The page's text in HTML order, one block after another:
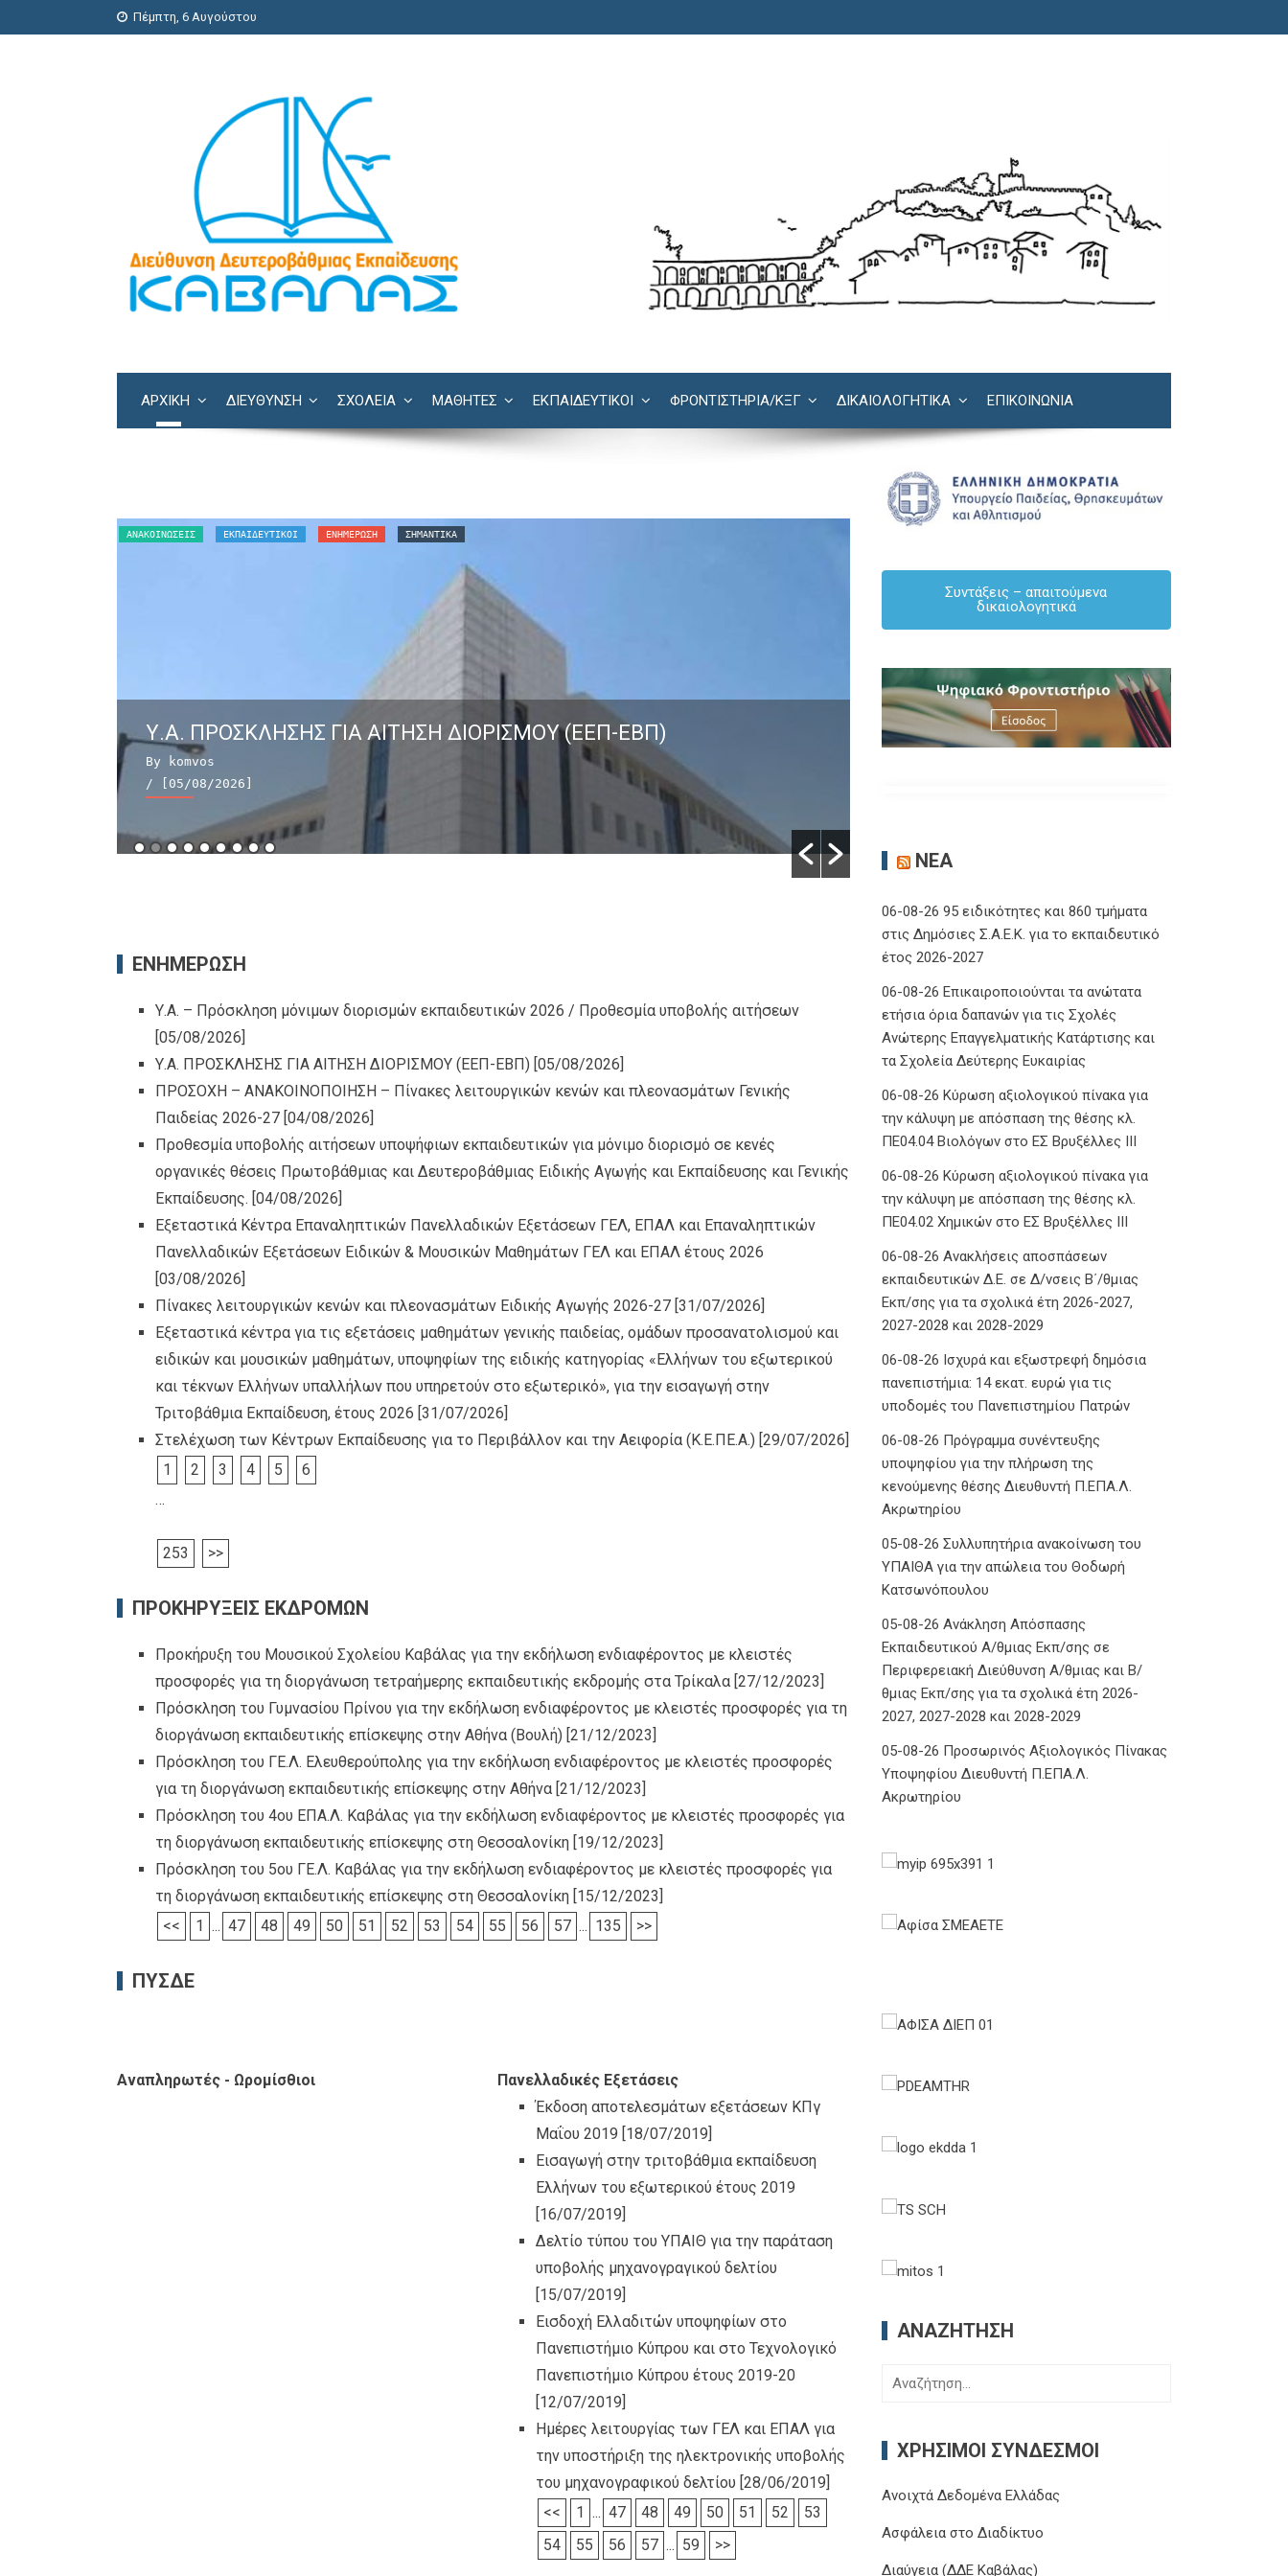
Πέμπτη, 6 Αυγούστου
ΑΡΧΙΚΗ ΔΙΕΎΘΥΝΣΗ ΣΧΟΛΕΊΑ ΜΑΘΗΤΕΣ ΕΚΠΑΙΔΕΥΤΙΚΟΙ ΦΡΟΝΤΙΣΤΉΡΙΑ/KΞΓ ΔΙΚΑΙΟΛΟΓΗΤΙΚΆ ΕΠΙΚΟΙΝΩΝΊΑ
ΑΝΑΚΟΙΝΏΣΕΙΣ ΕΚΠΑΙΔΕΥΤΙΚΟΙ ΕΝΗΜΕΡΩΣΗ ΣΗΜΑΝΤΙΚΆ
Υ.Α. ΠΡΟΣΚΛΗΣΗΣ ΓΙΑ ΑΙΤΗΣΗ ΔΙΟΡΙΣΜΟΥ (ΕΕΠ-ΕΒΠ)
By komvos
/ [05/08/2026]
ΠΡΟΣΟΧΗ – ΑΝΑΚΟΙΝΟΠΟΙΗΣΗ – Πίνακες
ΕΝΗΜΕΡΩΣΗ
Υ.Α. – Πρόσκληση μόνιμων διορισμών εκπαιδευτικών 2026 / Προθεσμία υποβολής αιτήσεων
[05/08/2026]
Υ.Α. ΠΡΟΣΚΛΗΣΗΣ ΓΙΑ ΑΙΤΗΣΗ ΔΙΟΡΙΣΜΟΥ (ΕΕΠ-ΕΒΠ) [05/08/2026]
ΠΡΟΣΟΧΗ – ΑΝΑΚΟΙΝΟΠΟΙΗΣΗ – Πίνακες λειτουργικών κενών και πλεονασμάτων Γενικής
Παιδείας 2026-27 [04/08/2026]
Προθεσμία υποβολής αιτήσεων υποψήφιων εκπαιδευτικών για μόνιμο διορισμό σε κενές
οργανικές θέσεις Πρωτοβάθμιας και Δευτεροβάθμιας Ειδικής Αγωγής και Εκπαίδευσης και Γενικής
Εκπαίδευσης. [04/08/2026]
Εξεταστικά Κέντρα Επαναληπτικών Πανελλαδικών Εξετάσεων ΓΕΛ, ΕΠΑΛ και Επαναληπτικών
Πανελλαδικών Εξετάσεων Ειδικών & Μουσικών Μαθημάτων ΓΕΛ και ΕΠΑΛ έτους 2026
[03/08/2026]
Πίνακες λειτουργικών κενών και πλεονασμάτων Ειδικής Αγωγής 2026-27 [31/07/2026]
Εξεταστικά κέντρα για τις εξετάσεις μαθημάτων γενικής παιδείας, ομάδων προσανατολισμού και
ειδικών και μουσικών μαθημάτων, υποψηφίων της ειδικής κατηγορίας «Ελλήνων του εξωτερικού
και τέκνων Ελλήνων υπαλλήλων που υπηρετούν στο εξωτερικό», για την εισαγωγή στην
Τριτοβάθμια Εκπαίδευση, έτους 2026 [31/07/2026]
Στελέχωση των Κέντρων Εκπαίδευσης για το Περιβάλλον και την Αειφορία (Κ.Ε.ΠΕ.Α.) [29/07/2026]
1
2 3 4 5
6
…
253 >>
ΠΡΟΚΗΡΥΞΕΙΣ ΕΚΔΡΟΜΩΝ
Προκήρυξη του Μουσικού Σχολείου Καβάλας για την εκδήλωση ενδιαφέροντος με κλειστές
προσφορές για τη διοργάνωση τετραήμερης εκπαιδευτικής εκδρομής στα Τρίκαλα [27/12/2023]
Πρόσκληση του Γυμνασίου Πρίνου για την εκδήλωση ενδιαφέροντος με κλειστές προσφορές για τη
διοργάνωση εκπαιδευτικής επίσκεψης στην Αθήνα (Βουλή) [21/12/2023]
Πρόσκληση του ΓΕ.Λ. Ελευθερούπολης για την εκδήλωση ενδιαφέροντος με κλειστές προσφορές
για τη διοργάνωση εκπαιδευτικής επίσκεψης στην Αθήνα [21/12/2023]
Πρόσκληση του 4ου ΕΠΑ.Λ. Καβάλας για την εκδήλωση ενδιαφέροντος με κλειστές προσφορές για
τη διοργάνωση εκπαιδευτικής επίσκεψης στη Θεσσαλονίκη [19/12/2023]
Πρόσκληση του 5ου ΓΕ.Λ. Καβάλας για την εκδήλωση ενδιαφέροντος με κλειστές προσφορές για
τη διοργάνωση εκπαιδευτικής επίσκεψης στη Θεσσαλονίκη [15/12/2023]
<<
1 ... 47 48 49 50 51 52 53 54 55 56 57 ... 135 >>
ΠΥΣΔΕ
Αναπληρωτές - Ωρομίσθιοι
Πανελλαδικές Εξετάσεις
Έκδοση αποτελεσμάτων εξετάσεων ΚΠγ
Μαΐου 2019 [18/07/2019]
Εισαγωγή στην τριτοβάθμια εκπαίδευση
Ελλήνων του εξωτερικού έτους 2019
[16/07/2019]
Δελτίο τύπου του ΥΠΑΙΘ για την παράταση
υποβολής μηχανογραγικού δελτίου
[15/07/2019]
Εισδοχή Ελλαδιτών υποψηφίων στο
Πανεπιστήμιο Κύπρου και στο Τεχνολογικό
Πανεπιστήμιο Κύπρου έτους 2019-20
[12/07/2019]
Ημέρες λειτουργίας των ΓΕΛ και ΕΠΑΛ για
την υποστήριξη της ηλεκτρονικής υποβολής
του μηχανογραφικού δελτίου [28/06/2019]
<<
1 ... 47 48 49 50 51 52
53
54
55 56 57 ... 59 >>
Συντάξεις – απαιτούμενα
δικαιολογητικά
ΝΈΑ
06-08-26 95 ειδικότητες και 860 τμήματα
στις Δημόσιες Σ.Α.Ε.Κ. για το εκπαιδευτικό
έτος 2026-2027
06-08-26 Επικαιροποιούνται τα ανώτατα
ετήσια όρια δαπανών για τις Σχολές
Ανώτερης Επαγγελματικής Κατάρτισης και
τα Σχολεία Δεύτερης Ευκαιρίας
06-08-26 Κύρωση αξιολογικού πίνακα για
την κάλυψη με απόσπαση της θέσης κλ.
ΠΕ04.04 Βιολόγων στο ΕΣ Βρυξέλλες ΙΙΙ
06-08-26 Κύρωση αξιολογικού πίνακα για
την κάλυψη με απόσπαση της θέσης κλ.
ΠΕ04.02 Χημικών στο ΕΣ Βρυξέλλες ΙΙΙ
06-08-26 Ανακλήσεις αποσπάσεων
εκπαιδευτικών Δ.Ε. σε Δ/νσεις Β΄/θμιας
Εκπ/σης για τα σχολικά έτη 2026-2027,
2027-2028 και 2028-2029
06-08-26 Ισχυρά και εξωστρεφή δημόσια
πανεπιστήμια: 14 εκατ. ευρώ για τις
υποδομές του Πανεπιστημίου Πατρών
06-08-26 Πρόγραμμα συνέντευξης
υποψηφίου για την πλήρωση της
κενούμενης θέσης Διευθυντή Π.ΕΠΑ.Λ.
Ακρωτηρίου
05-08-26 Συλλυπητήρια ανακοίνωση του
ΥΠΑΙΘΑ για την απώλεια του Θοδωρή
Κατσωνόπουλου
05-08-26 Ανάκληση Απόσπασης
Εκπαιδευτικού Α/θμιας Εκπ/σης σε
Περιφερειακή Διεύθυνση Α/θμιας και Β/
θμιας Εκπ/σης για τα σχολικά έτη 2026-
2027, 2027-2028 και 2028-2029
05-08-26 Προσωρινός Αξιολογικός Πίνακας
Υποψηφίου Διευθυντή Π.ΕΠΑ.Λ.
Ακρωτηρίου
ΑΝΑΖΉΤΗΣΗ
Αναζήτηση
ΧΡΉΣΙΜΟΙ ΣΎΝΔΕΣΜΟΙ
Ανοιχτά Δεδομένα Ελλάδας
Ασφάλεια στο Διαδίκτυο
Διαύγεια (ΔΔΕ Καβάλας)